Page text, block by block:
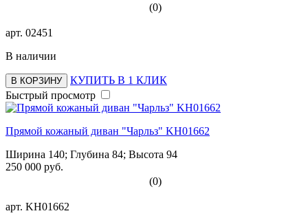
(0)
арт. 02451
В наличии
В КОРЗИНУ
КУПИТЬ В 1 КЛИК
Быстрый просмотр
Прямой кожаный диван "Чарльз" KH01662
Ширина 140; Глубина 84; Высота 94
250 000 руб.
(0)
арт. KH01662